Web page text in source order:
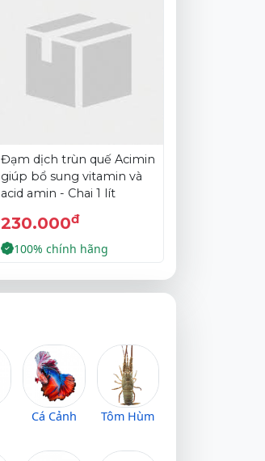
Đạm dịch trùn quế Acimin
giúp bổ sung vitamin và
acid amin - Chai 1 lít
230.000đ
100% chính hãng
Cá Cảnh Tôm Hùm